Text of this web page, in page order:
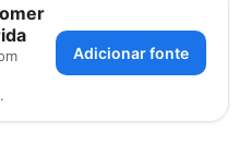
Adicionar fonte